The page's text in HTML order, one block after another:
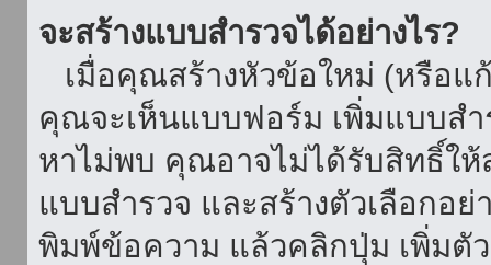
จะสร้างแบบสำรวจได้อย่างไร?
เมื่อคุณสร้างหัวข้อใหม่ (หรือ
คุณจะเห็นแบบฟอร์ม เพิ่มแบบส
หาไม่พบ คุณอาจไม่ได้รับสิทธิ์ใ
แบบสำรวจ และสร้างตัวเลือกอย่
พิมพ์ข้อความ แล้วคลิกปุ่ม เพิ่มตั